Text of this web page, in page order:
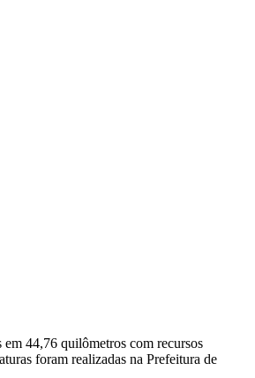
44,76 quilômetros com recursos
foram realizadas na Prefeitura de